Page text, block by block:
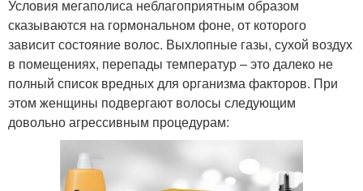
Условия мегаполиса неблагоприятным образом
сказываются на гормональном фоне, от которого
зависит состояние волос. Выхлопные газы, сухой воздух
в помещениях, перепады температур – это далеко не
полный список вредных для организма факторов. При
этом женщины подвергают волосы следующим
довольно агрессивным процедурам: